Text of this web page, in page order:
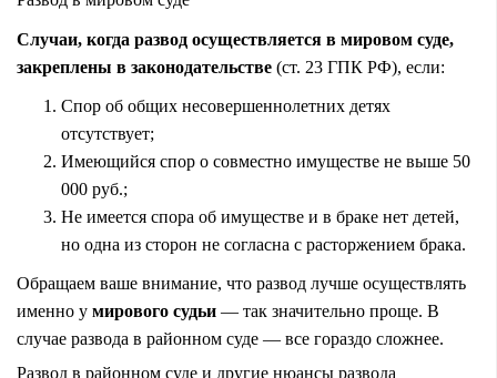
Случаи, когда развод осуществляется в мировом суде,
закреплены в законодательстве (ст. 23 ГПК РФ), если:
Спор об общих несовершеннолетних детях
отсутствует;
Имеющийся спор о совместно имуществе не выше 50
000 руб.;
Не имеется спора об имуществе и в браке нет детей,
но одна из сторон не согласна с расторжением брака.
Обращаем ваше внимание, что развод лучше осуществлять
именно у мирового судьи — так значительно проще. В
случае развода в районном суде — все гораздо сложнее.
Развод в районном суде и другие нюансы развода